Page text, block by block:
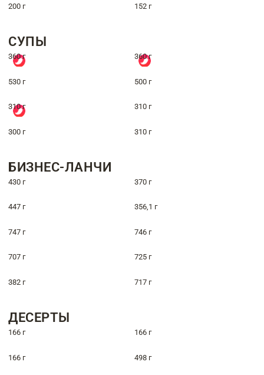
200 г 152 г
СУПЫ
360 г 360 г
530 г 500 г
310 г 310 г
300 г 310 г
БИЗНЕС-ЛАНЧИ
430 г 370 г
447 г 356,1 г
747 г 746 г
707 г 725 г
382 г 717 г
ДЕСЕРТЫ
166 г 166 г
166 г 498 г